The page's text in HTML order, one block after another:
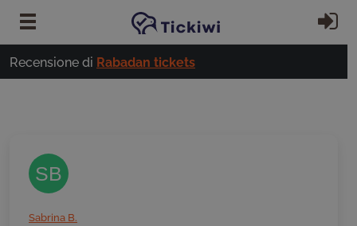
Vai al contenuto principale
Recensione di Rabadan tickets
SB
Sabrina B.